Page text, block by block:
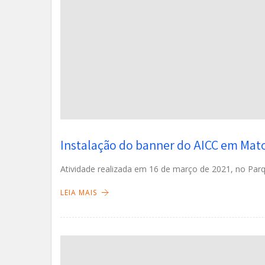
Instalação do banner do AICC em
Atividade realizada em 16 de março de 2021, no
LEIA MAIS